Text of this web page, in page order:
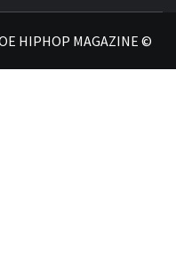
HIPHOP MAGAZINE ©